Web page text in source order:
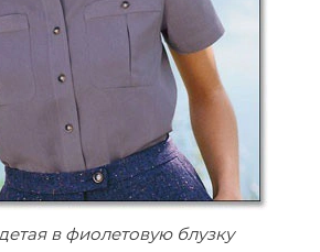
в фиолетовую блузку